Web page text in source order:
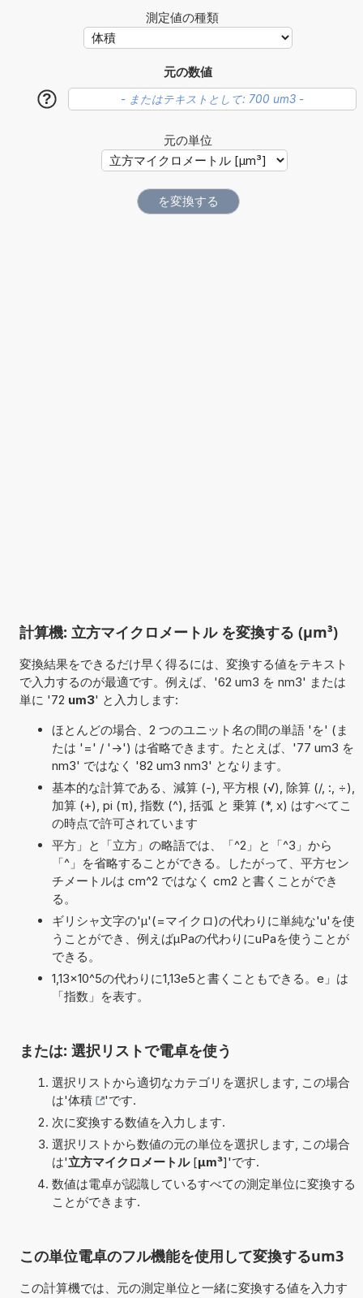
測定値の種類
元の数値
?
元の単位
計算機: 立方マイクロメートル を変換する (µm³)
変換結果をできるだけ早く得るには、変換する値をテキスト
で入力するのが最適です。例えば、'62 um3 を nm3' または
単に '72 um3' と入力します:
ほとんどの場合、2 つのユニット名の間の単語 'を' (ま
たは '=' / '->') は省略できます。たとえば、'77 um3 を
nm3' ではなく '82 um3 nm3' となります。
基本的な計算である、減算 (-), 平方根 (√), 除算 (/, :, ÷),
加算 (+), pi (π), 指数 (^), 括弧 と 乗算 (*, x) はすべてこ
の時点で許可されています
平方」と「立方」の略語では、「^2」と「^3」から
「^」を省略することができる。したがって、平方セン
チメートルは cm^2 ではなく cm2 と書くことができ
る。
ギリシャ文字の'μ'(=マイクロ)の代わりに単純な'u'を使
うことができ、例えばµPaの代わりにuPaを使うことが
できる。
1,13×10^5の代わりに1,13e5と書くこともできる。e」は
「指数」を表す。
または: 選択リストで電卓を使う
選択リストから適切なカテゴリを選択します, この場合
は'体積
'です.
次に変換する数値を入力します.
選択リストから数値の元の単位を選択します, この場合
は'立方マイクロメートル[µm³]'です.
数値は電卓が認識しているすべての測定単位に変換する
ことができます.
この単位電卓のフル機能を使用して変換するum3
この計算機では、元の測定単位と一緒に変換する値を入力す